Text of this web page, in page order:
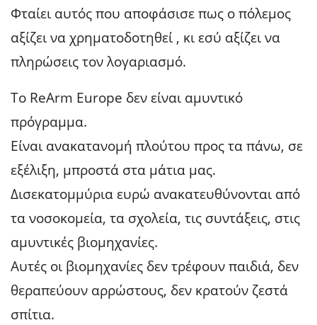
Φταίει αυτός που αποφάσισε πως ο πόλεμος
αξίζει να χρηματοδοτηθεί , κι εσύ αξίζει να
πληρώσεις τον λογαριασμό.
Το ReArm Europe δεν είναι αμυντικό
πρόγραμμα.
Είναι ανακατανομή πλούτου προς τα πάνω, σε
εξέλιξη, μπροστά στα μάτια μας.
Δισεκατομμύρια ευρώ ανακατευθύνονται από
τα νοσοκομεία, τα σχολεία, τις συντάξεις, στις
αμυντικές βιομηχανίες.
Αυτές οι βιομηχανίες δεν τρέφουν παιδιά, δεν
θεραπεύουν αρρώστους, δεν κρατούν ζεστά
σπίτια.